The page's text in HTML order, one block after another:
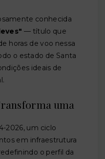
conhecida
— título que
horas de voo nessa
o estado de Santa
ideais de
uma
2026, um ciclo
em infraestrutura
o perfil da